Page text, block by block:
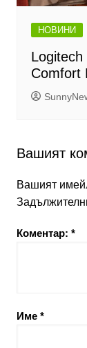
НОВИНИ
Logitech
Comfort
Вашият
Вашият
Коментар: *
Име *